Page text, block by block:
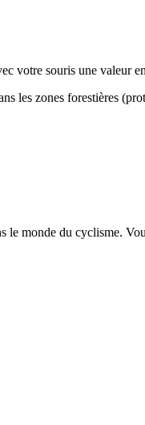
votre souris une valeur
les zones forestières
le monde du cyclisme.